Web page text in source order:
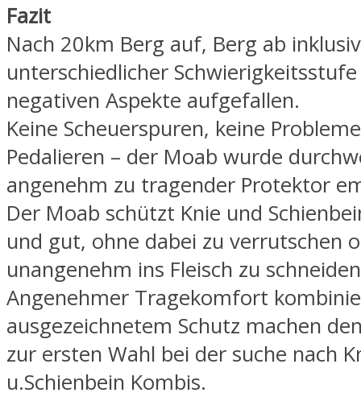
Fazit
Nach 20km Berg auf, Berg ab
unterschiedlicher
negativen Aspekte aufgefallen.
Keine Scheuerspuren, keine
Pedalieren – der Moab wurde
angenehm zu tragender Protektor
Der Moab schützt Knie und
und gut, ohne dabei zu verrutschen
unangenehm ins Fleisch zu
Angenehmer Tragekomfort
ausgezeichnetem Schutz machen
zur ersten Wahl bei der suche nach
u.Schienbein Kombis.